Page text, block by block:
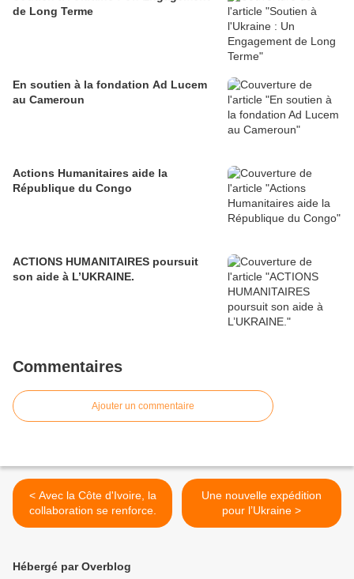
de Long Terme
En soutien à la fondation Ad Lucem
au Cameroun
Actions Humanitaires aide la
République du Congo
ACTIONS HUMANITAIRES poursuit
son aide à L’UKRAINE.
Commentaires
Ajouter un commentaire
< Avec la Côte d'Ivoire, la
collaboration se renforce.
Une nouvelle expédition
pour l’Ukraine >
Hébergé par Overblog